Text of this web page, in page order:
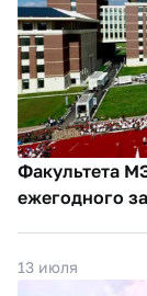
Факультета
ежегодного
13 июля